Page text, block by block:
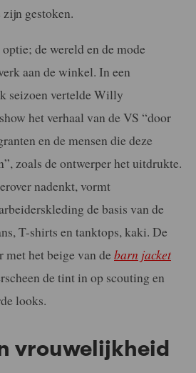
gestoken.
de wereld en de mode
aan de winkel. In een
seizoen vertelde Willy
het verhaal van de VS “door
en de mensen die deze
zoals de ontwerper het uitdrukte.
nadenkt, vormt
de basis van de
T-shirts en tanktops, kaki. De
het beige van de barn jacket
de tint in op scouting en
looks.
vrouwelijkheid